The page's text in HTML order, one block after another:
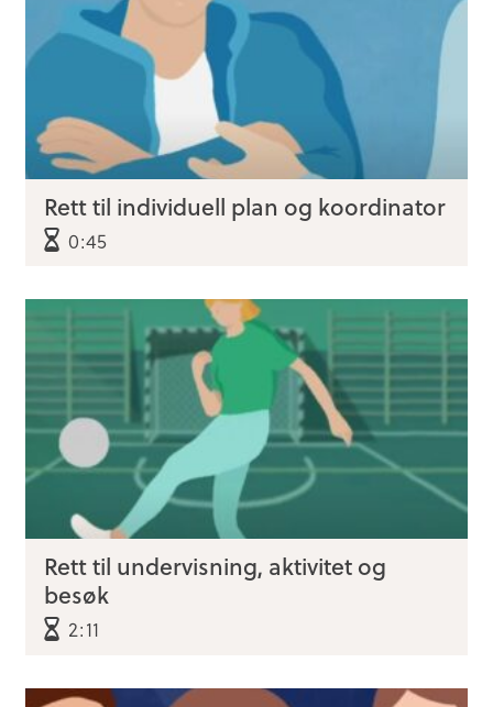
Rett til individuell plan og koordinator
0:45
Rett til undervisning, aktivitet og
besøk
2:11